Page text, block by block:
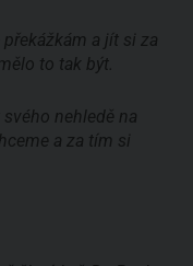
a jít si za
to tak být.
nehledě na
a za tím si